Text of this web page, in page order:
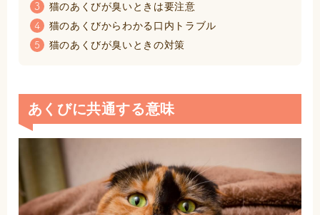
3 猫のあくびが臭いときは要注意
4 猫のあくびからわかる口内トラブル
5 猫のあくびが臭いときの対策
あくびに共通する意味